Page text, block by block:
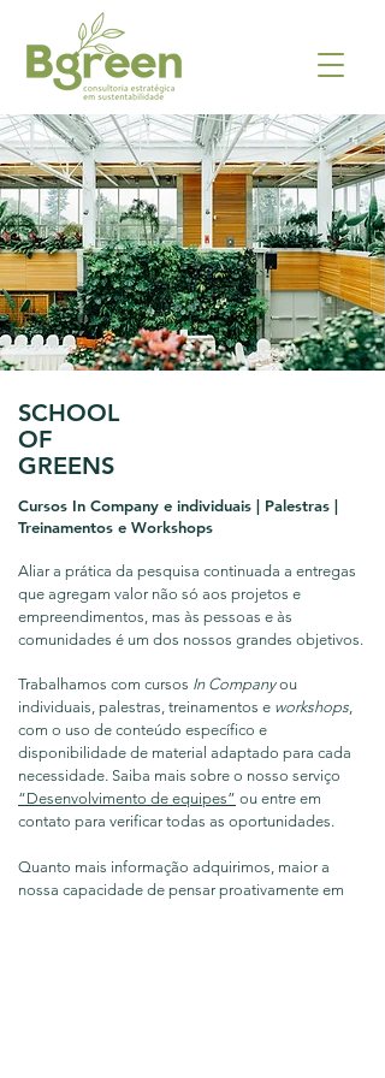
SCHOOL
OF
GREENS
Cursos In Company e individuais | Palestras |
Treinamentos e Workshops
Aliar a prática da pesquisa continuada a entregas
que agregam valor não só aos projetos e
empreendimentos, mas às pessoas e às
comunidades é um dos nossos grandes objetivos.
Trabalhamos com cursos In Companyou
individuais, palestras, treinamentos e workshops,
com o uso de conteúdo específico e
disponibilidade de material adaptado para cada
necessidade. Saiba mais sobre o nosso serviço
“Desenvolvimento de equipes” ou entre em
contato para verificar todas as oportunidades.
Quanto mais informação adquirimos, maior a
nossa capacidade de pensar proativamente em